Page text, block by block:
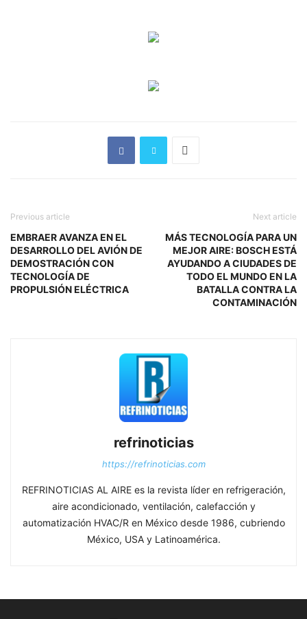
Previous article
EMBRAER AVANZA EN EL
DESARROLLO DEL AVIÓN DE
DEMOSTRACIÓN CON
TECNOLOGÍA DE
PROPULSIÓN ELÉCTRICA
Next article
MÁS TECNOLOGÍA PARA UN
MEJOR AIRE: BOSCH ESTÁ
AYUDANDO A CIUDADES DE
TODO EL MUNDO EN LA
BATALLA CONTRA LA
CONTAMINACIÓN
refrinoticias
https://refrinoticias.com
REFRINOTICIAS AL AIRE es la revista líder en refrigeración,
aire acondicionado, ventilación, calefacción y
automatización HVAC/R en México desde 1986, cubriendo
México, USA y Latinoamérica.